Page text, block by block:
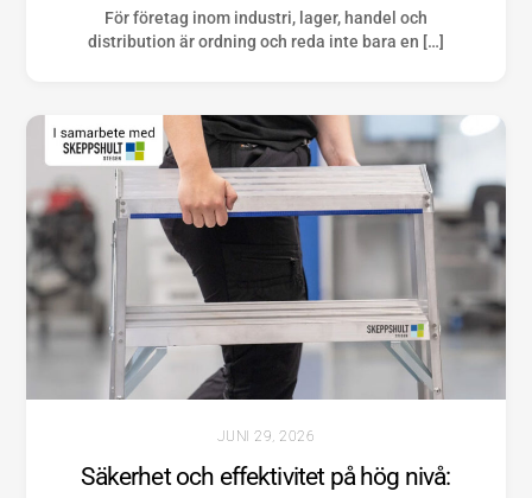
För företag inom industri, lager, handel och
distribution är ordning och reda inte bara en […]
JUNI 29, 2026
Säkerhet och effektivitet på hög nivå: